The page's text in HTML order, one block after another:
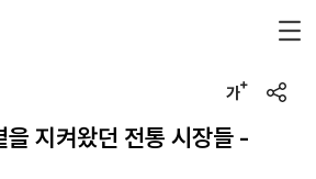
u
을 지켜왔던 전통 시장들 -